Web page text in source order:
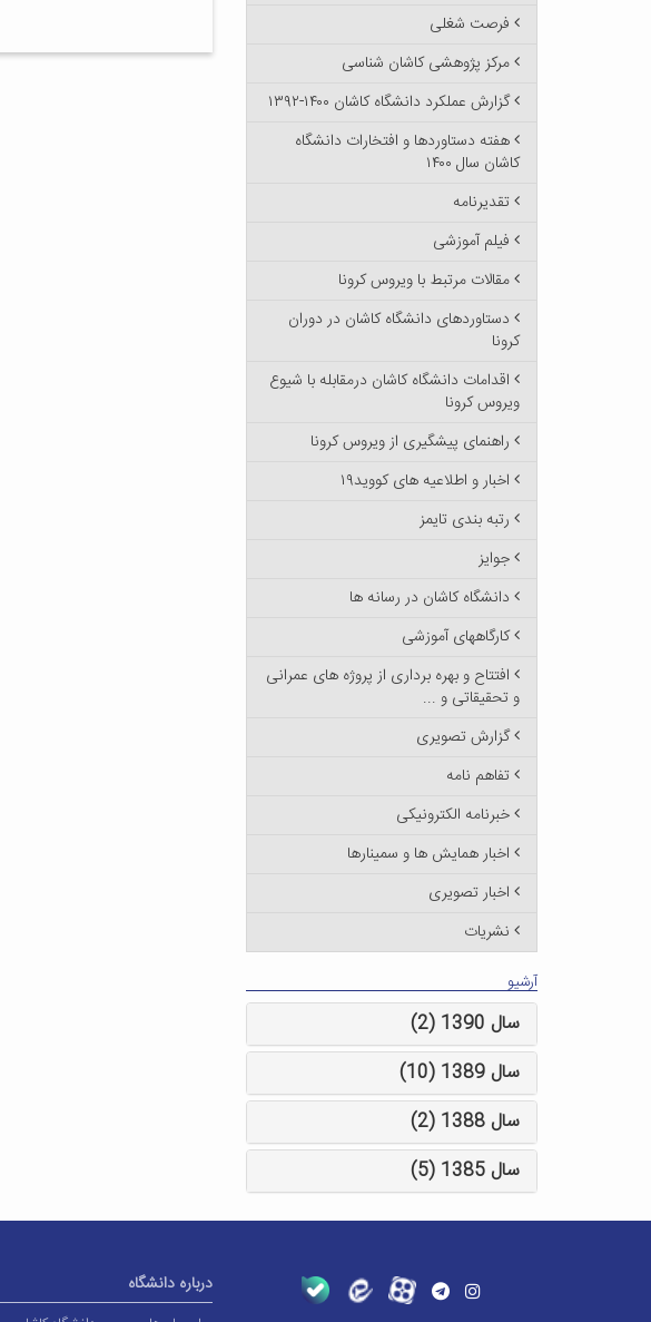
فرصت شغلی
مرکز پژوهشی کاشان شناسی
گزارش عملکرد دانشگاه کاشان ۱۴۰۰-۱۳۹۲
هفته دستاوردها و افتخارات دانشگاه
کاشان سال ۱۴۰۰
تقدیرنامه
فیلم آموزشی
مقالات مرتبط با ویروس کرونا
دستاوردهای دانشگاه کاشان در دوران
کرونا
اقدامات دانشگاه کاشان درمقابله با شیوع
ویروس کرونا
راهنمای پیشگیری از ویروس کرونا
اخبار و اطلاعیه های کووید۱۹
رتبه بندی تایمز
جوایز
دانشگاه کاشان در رسانه ها
کارگاههای آموزشی
افتتاح و بهره برداری از پروژه های عمرانی
و تحقیقاتی و ...
گزارش تصویری
تفاهم نامه
خبرنامه الکترونیکی
اخبار همایش ها و سمینارها
اخبار تصویری
نشریات
آرشیو
سال 1390 (2)
سال 1389 (10)
سال 1388 (2)
سال 1385 (5)
درباره دانشگاه